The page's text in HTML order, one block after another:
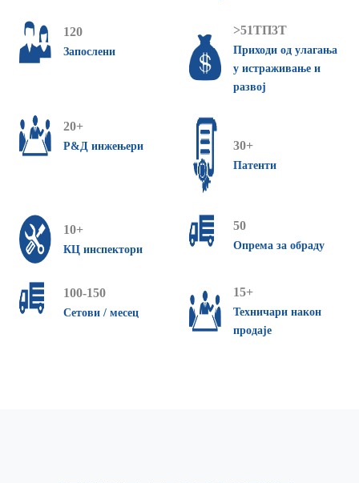
120
Запослени
>51ТП3Т
Приходи од улагања
у истраживање и
развој
20+
Р&Д инжењери 30+
Патенти
10+
КЦ инспектори
50
Опрема за обраду
100-150
Сетови / месец
15+
Техничари након
продаје